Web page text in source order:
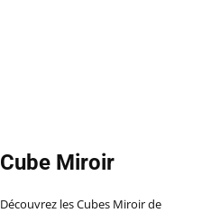
Cube Miroir
Découvrez les Cubes Miroir de